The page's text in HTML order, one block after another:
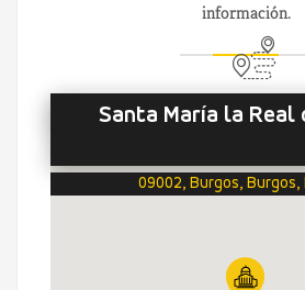
información.
Santa María la Real
09002, Burgos, Burgos,